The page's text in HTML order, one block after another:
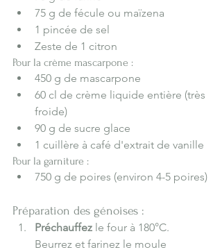
75 g de fécule ou maïzena
1 pincée de sel
Zeste de 1 citron
Pour la crème mascarpone :
450 g de mascarpone
60 cl de crème liquide entière (très
froide)
90 g de sucre glace
1 cuillère à café d'extrait de vanille
Pour la garniture :
750 g de poires (environ 4-5 poires)
Préparation des génoises :
Préchauffez le four à 180°C.
Beurrez et farinez le moule